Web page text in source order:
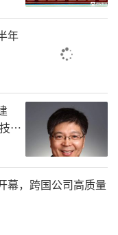
全面发力的关键
社会主义现代
是山东省地矿
局的决胜时期。
梁”，凝心聚
领力、核心服
力“四个显著提
力卓越、创新
现代化地质强
代中国特色社
年
术
幕，跨国公司高质量